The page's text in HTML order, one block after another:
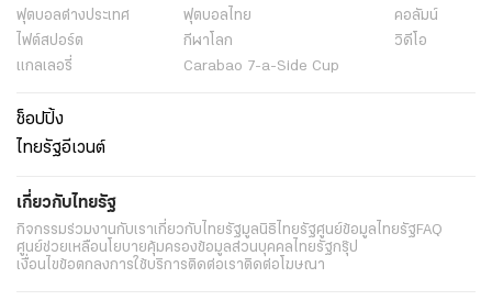
ฟุตบอลต่่างประเทศ ฟุตบอลไทย
คอลัมน์
ไฟต์สปอร์ต
กีฬาโลก
วิดีโอ
แกลเลอรี่
Carabao 7-a-Side Cup
ช็อปปิ้ง
ไทยรัฐอีเวนต์
เกี่ยวกับไทยรัฐ
กิจกรรมร่วมงานกับเราเกี่ยวกับไทยรัฐมูลนิธิไทยรัฐศูนย์ข้อมูลไทยรัฐFAQ
ศูนย์ช่วยเหลือนโยบายคุ้มครองข้อมูลส่วนบุคคลไทยรัฐกรุ๊ป
เงื่อนไขข้อตกลงการใช้บริการติดต่อเราติดต่อโฆษณา